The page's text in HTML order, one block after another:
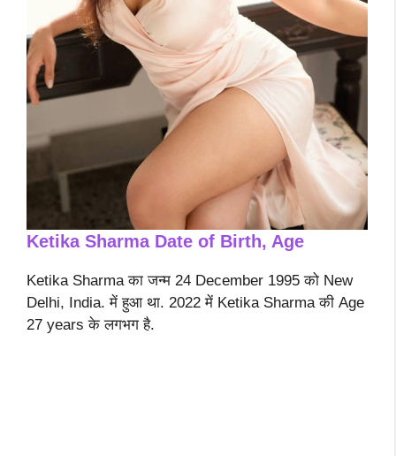
Ketika Sharma Date of Birth, Age
Ketika Sharma का जन्म 24 December 1995 को New
Delhi, India. में हुआ था. 2022 में Ketika Sharma की Age
27 years के लगभग है.